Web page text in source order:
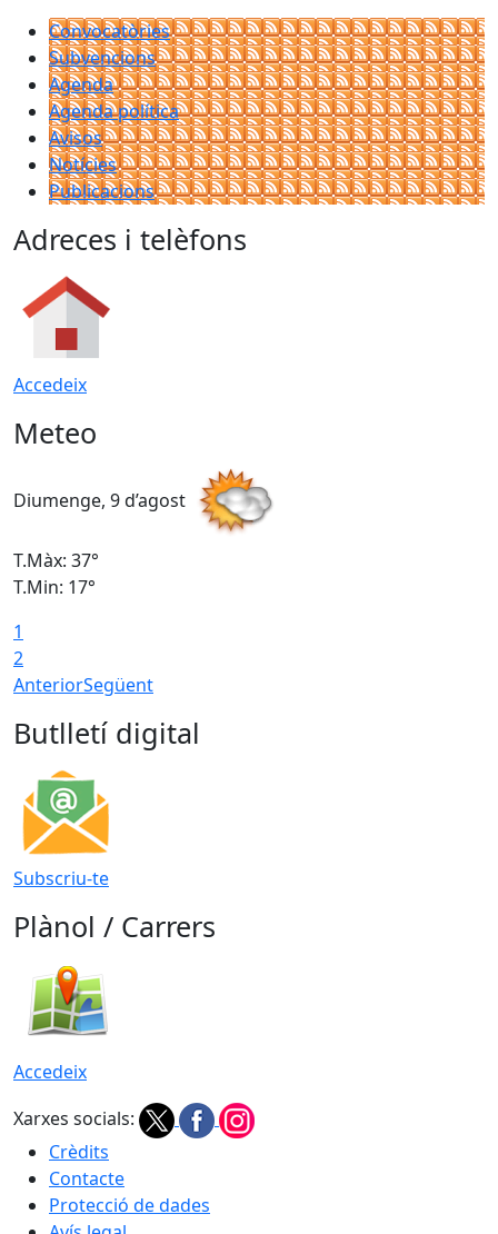
Convocatòries
Subvencions
Agenda
Agenda política
Avisos
Notícies
Publicacions
Adreces i telèfons
Accedeix
Meteo
Diumenge, 9 d’agost
T.Màx: 37°
T.Min: 17°
1
2
AnteriorSegüent
Butlletí digital
Subscriu-te
Plànol / Carrers
Accedeix
Xarxes socials:
Crèdits
Contacte
Protecció de dades